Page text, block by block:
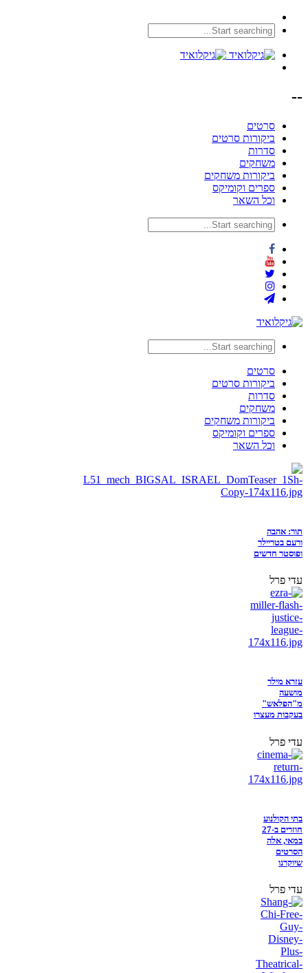
--
סרטים
ביקורות סרטים
סדרות
משחקים
ביקורות משחקים
ספרים וקומיקס
וכל השאר
סרטים
ביקורות סרטים
סדרות
משחקים
ביקורות משחקים
ספרים וקומיקס
וכל השאר
תור: אהבה
ורעם בטריילר
ופוסטר חדשים
עדי פרל
עזרא מילר
מושעה
מ"הפלאש"
בעקבות מעצרו
עדי פרל
בתי הקולנוע
חוזרים ב-27
במאי, אלה
הסרטים
שיוקרנו
עדי פרל